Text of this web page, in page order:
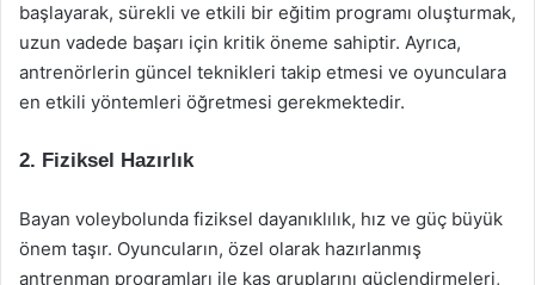
başlayarak, sürekli ve etkili bir eğitim programı oluşturmak,
uzun vadede başarı için kritik öneme sahiptir. Ayrıca,
antrenörlerin güncel teknikleri takip etmesi ve oyunculara
en etkili yöntemleri öğretmesi gerekmektedir.
2. Fiziksel Hazırlık
Bayan voleybolunda fiziksel dayanıklılık, hız ve güç büyük
önem taşır. Oyuncuların, özel olarak hazırlanmış
antrenman programları ile kas gruplarını güçlendirmeleri,